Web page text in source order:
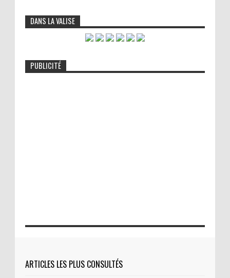
DANS LA VALISE
PUBLICITÉ
ARTICLES LES PLUS CONSULTÉS